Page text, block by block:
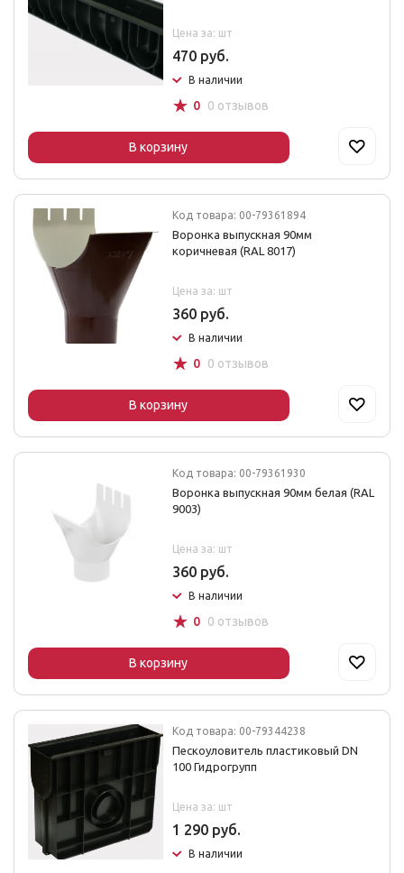
Цена за: шт
470 руб.
В наличии
☆ 0 0 отзывов
В корзину
Код товара: 00-79361894
Воронка выпускная 90мм
коричневая (RAL 8017)
Цена за: шт
360 руб.
В наличии
☆ 0 0 отзывов
В корзину
Код товара: 00-79361930
Воронка выпускная 90мм белая (RAL
9003)
Цена за: шт
360 руб.
В наличии
☆ 0 0 отзывов
В корзину
Код товара: 00-79344238
Пескоуловитель пластиковый DN
100 Гидрогрупп
Цена за: шт
1 290 руб.
В наличии